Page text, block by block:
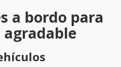
a bordo para